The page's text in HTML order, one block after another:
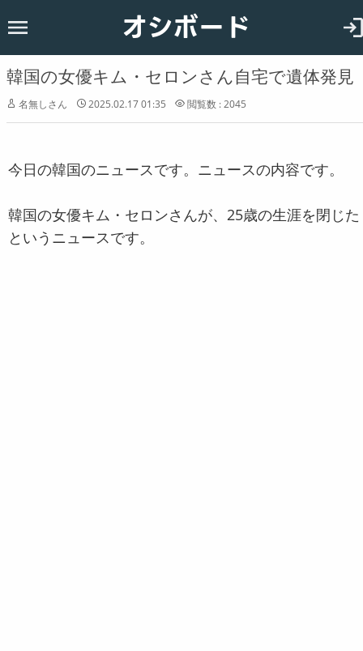
オシボード
韓国の女優キム・セロンさん自宅で遺体発見
名無しさん 2025.02.17 01:35 閲覧数 : 2045
今日の韓国のニュースです。ニュースの内容です。
韓国の女優キム・セロンさんが、25歳の生涯を閉じた
というニュースです。
韓国
恋愛
お知らせ